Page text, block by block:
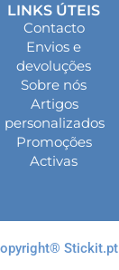
LINKS ÚTEIS
Contacto
Envios e
devoluções
Sobre nós
Artigos
personalizados
Promoções
Activas
Stickit.pt